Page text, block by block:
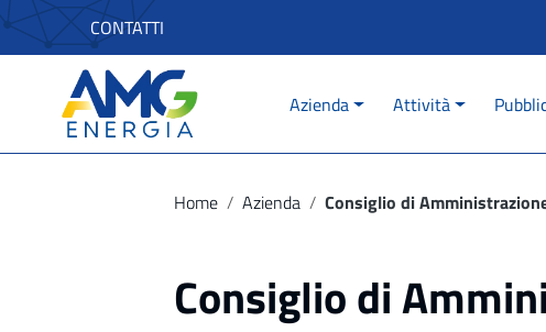
Vai ai contenuti
Vai al menu di navigazione
Vai al footer
CONTATTI
Azienda Attività
Home / Azienda / Consiglio di
Consiglio di